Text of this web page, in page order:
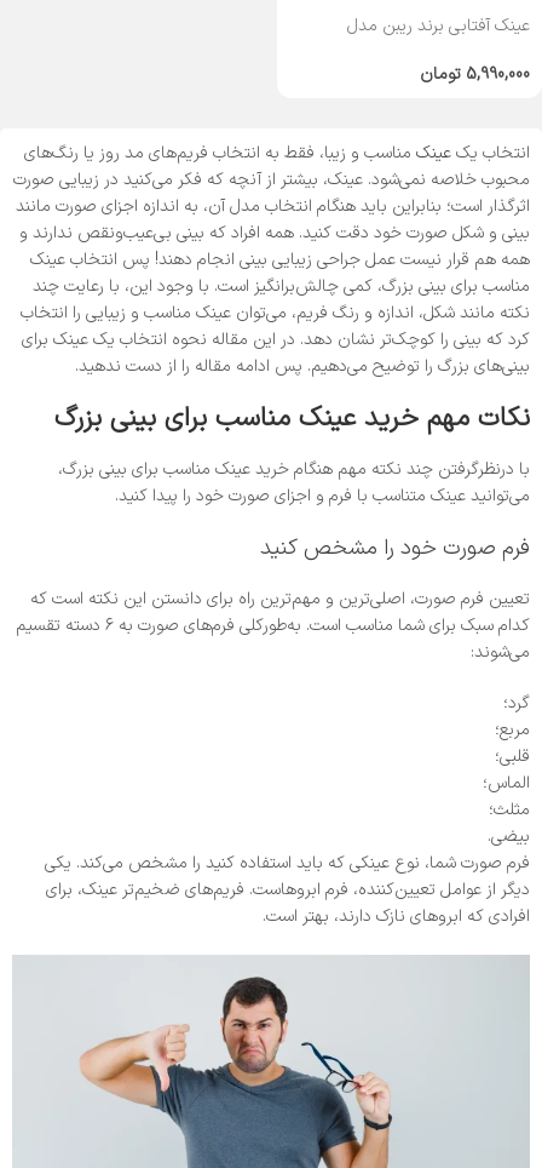
عینک آفتابی برند ریبن مدل
5,990,000 تومان
انتخاب یکعینک مناسب و زیبا، فقط به انتخاب فریم‌های مد روز یا رنگ‌های
محبوب خلاصه نمی‌شود. عینک، بیشتر از آنچه که فکر می‌کنید در زیبایی صورت
اثرگذار است؛ بنابراین باید هنگام انتخاب مدل آن، به اندازه اجزای صورت مانند
بینی و شکل صورت خود دقت کنید. همه افراد که بینی بی‌عیب‌ونقص ندارند و
همه هم قرار نیست عمل جراحی زیبایی بینی انجام دهند! پس انتخاب عینک
مناسب برای بینی بزرگ، کمی چالش‌برانگیز است. با وجود این، با رعایت چند
نکته مانند شکل، اندازه و رنگ فریم، می‌توان عینک مناسب و زیبایی را انتخاب
کرد که بینی را کوچک‌تر نشان دهد. در این مقاله نحوه انتخاب یک عینک برای
بینی‌‌های بزرگ را توضیح می‌دهیم. پس ادامه مقاله را از دست ندهید.
نکات مهم خرید عینک مناسب برای بینی بزرگ
با درنظرگرفتن چند نکته مهم هنگام خرید عینک مناسب برای بینی بزرگ،
می‌توانید عینک متناسب با فرم و اجزای صورت خود را پیدا کنید.
فرم صورت خود را مشخص کنید
تعیین فرم صورت، اصلی‌ترین و مهم‌ترین راه برای دانستن این نکته است که
کدام سبک برای شما مناسب است. به‌طورکلی فرم‌های صورت به ۶ دسته تقسیم
می‌شوند:
گرد؛
مربع؛
قلبی؛
الماس؛
مثلث؛
بیضی.
فرم صورت شما، نوع عینکی که باید استفاده کنید را مشخص می‌کند. یکی
دیگر از عوامل تعیین‌کننده، فرم ابروهاست. فریم‌های ضخیم‌تر عینک، برای
افرادی که ابروهای نازک دارند، بهتر است.